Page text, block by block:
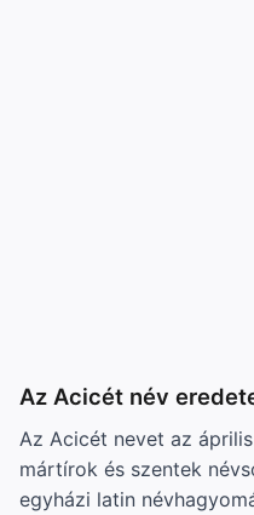
Az Acicét név
Az Acicét nevet az
mártírok és szentek
egyházi latin